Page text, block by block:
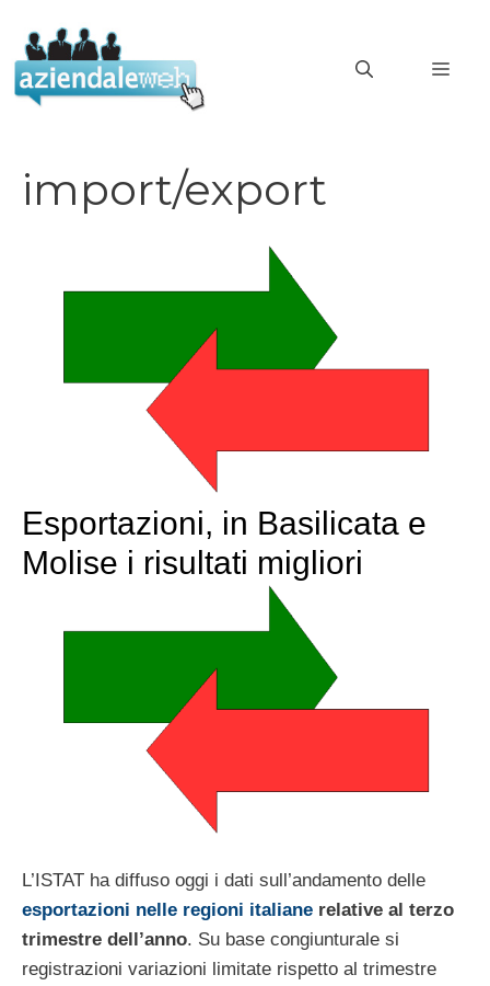
contenuto
import/export
Esportazioni, in Basilicata e
Molise i risultati migliori
L’ISTAT ha diffuso oggi i dati sull’andamento delle
esportazioni nelle regioni italiane relative al terzo
trimestre dell’anno. Su base congiunturale si
registrazioni variazioni limitate rispetto al trimestre